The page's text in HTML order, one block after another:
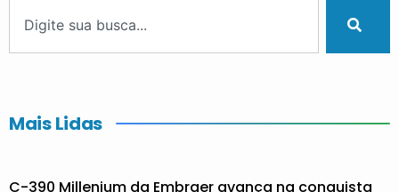
Mais Lidas
C-390 Millenium da Embraer avança na conquista